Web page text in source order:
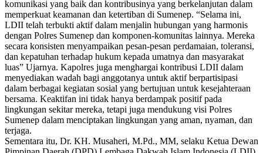
komunikasi yang baik dan kontribusinya yang berkelanjutan dalam
memperkuat keamanan dan ketertiban di Sumenep. “Selama ini,
LDII telah terbukti aktif dalam menjalin hubungan yang harmonis
dengan Polres Sumenep dan komponen-komunitas lainnya. Mereka
secara konsisten menyampaikan pesan-pesan perdamaian, toleransi,
dan kepatuhan terhadap hukum kepada umatnya dan masyarakat
luas” Ujarnya. Kapolres juga menghargai kontribusi LDII dalam
menyediakan wadah bagi anggotanya untuk aktif berpartisipasi
dalam berbagai kegiatan sosial yang bertujuan untuk kesejahteraan
bersama. Keaktifan ini tidak hanya berdampak positif pada
lingkungan sekitar mereka, tetapi juga mendukung visi Polres
Sumenep dalam menciptakan lingkungan yang aman, nyaman, dan
terjaga.
Sementara itu, Dr. KH. Musaheri, M.Pd., MM, selaku Ketua Dewan